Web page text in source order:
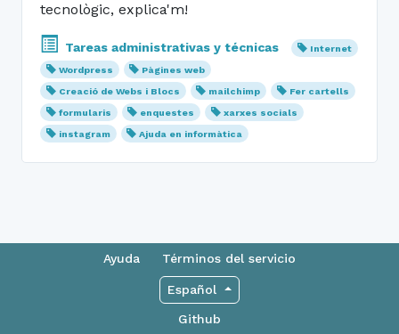
tecnològic, explica'm!
Tareas administrativas y técnicas
Internet
Wordpress
Pàgines web
Creació de Webs i Blocs
mailchimp
Fer cartells
formularis
enquestes
xarxes socials
instagram
Ajuda en informàtica
Ayuda Términos del servicio
Español
Github